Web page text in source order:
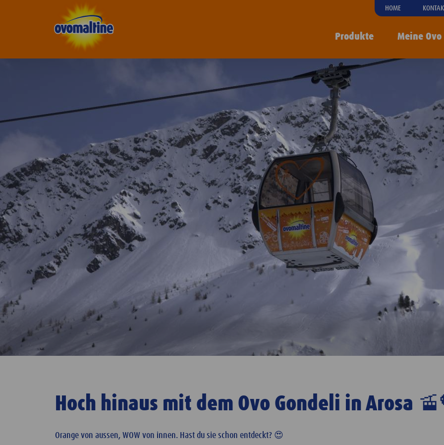
HOME
Produkte Meine Ovo
Hoch hinaus mit dem Ovo Gondeli in Arosa
Orange von aussen, WOW von innen. Hast du sie schon entdeckt? 😍